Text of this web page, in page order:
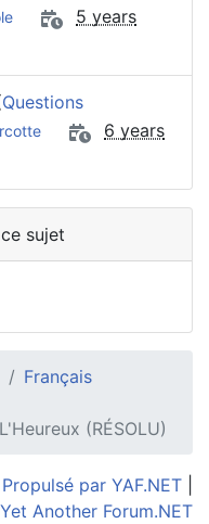
5 years
Questions
6 years
sujet
Français
(RÉSOLU)
Propulsé par YAF.NET
Another Forum.NET